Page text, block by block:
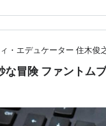
・エデュケーター 住木俊
な冒険 ファントム